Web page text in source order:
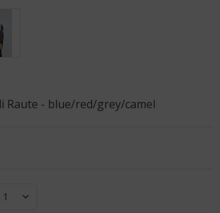
Raute - blue/red/grey/camel
1